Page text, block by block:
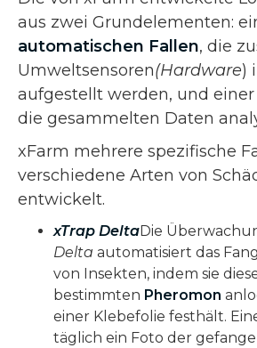
aus zwei Grundelementen:
automatischen Fallen, die
Umweltsensoren(Hardware)
aufgestellt werden, und einer
die gesammelten Daten
xFarm mehrere spezifische
verschiedene Arten von
entwickelt.
xTrap DeltaDie
Delta automatisiert das
von Insekten, indem sie
bestimmten Pheromon
einer Klebefolie festhält.
täglich ein Foto der